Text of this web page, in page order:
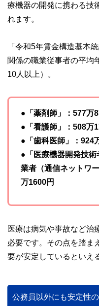
療機器の開発に携わる技
れます。
「令和5年賃金構造基本
関係の職業従事者の平均
10人以上）。
●「薬剤師」：577万
●「看護師」：508万
●「歯科医師」：924
●「医療機器開発技
業者（通信ネットワ
万1600円
医療は病気や事故など治
必要です。その点を踏ま
要が安定しているといえ
公務員以外にも安定性